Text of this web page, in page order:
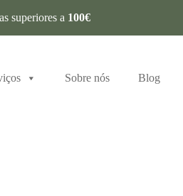
superiores a 100€
Sobre nós Blog